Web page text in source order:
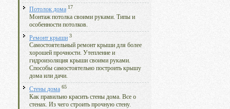
Потолок дома 17
Монтаж потолка своими руками. Типы и
особенности потолков.
Ремонт крыши 3
Самостоятельный ремонт крыши для более
хорошей прочности. Утепление и
гидроизоляция крыши своими руками.
Способы самостоятельно построить крышу
дома или дачи.
Стены дома 65
Как правильно красить стены дома. Все о
стенах. Из чего строить прочную стену.